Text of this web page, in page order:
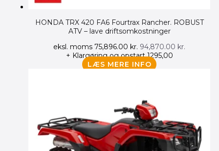
HONDA TRX 420 FA6 Fourtrax Rancher. ROBUST
ATV – lave driftsomkostninger
eksl. moms 75,896.00 kr. 94,870.00 kr.
+ Klargøring og opstart 1295,00
LÆS MERE INFO